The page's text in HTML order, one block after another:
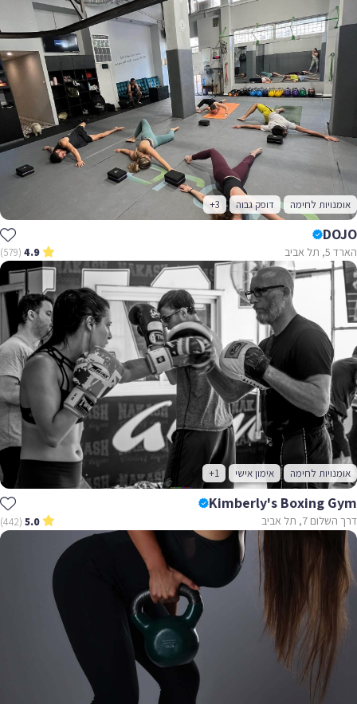
אומנויות לחימה דופק גבוה +3
DOJO
הארד 5, תל אביב 4.9
(579)
אומנויות לחימה אימון אישי +1
Kimberly's Boxing Gym
דרך השלום 7, תל אביב 5.0
(442)